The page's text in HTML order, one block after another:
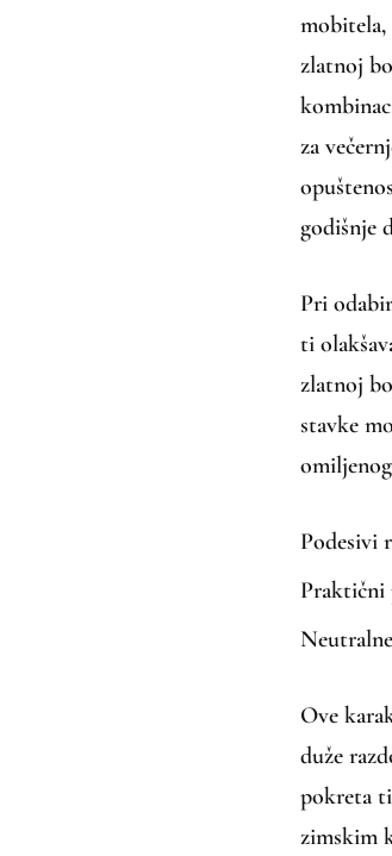
mobitela,
zlatnoj
za
godišnje
Pri
ti
zlatnoj
stavke
Podesivi
Praktični
Ove
duže
pokreta
zimskim